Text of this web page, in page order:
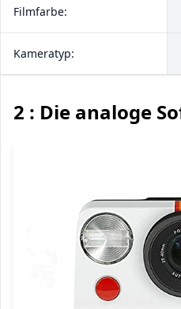
Filmfarbe:
Kameratyp:
2 : Die analoge